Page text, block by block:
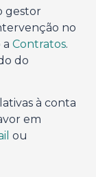
gestor
no
Contratos.
do
à conta
em
ou